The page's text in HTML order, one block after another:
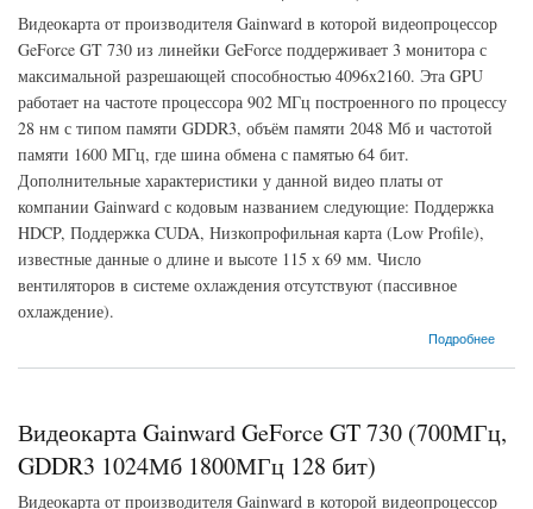
Видеокарта от производителя Gainward в которой видеопроцессор
GeForce GT 730 из линейки GeForce поддерживает 3 монитора с
максимальной разрешающей способностью 4096x2160. Эта GPU
работает на частоте процессора 902 МГц построенного по процессу
28 нм с типом памяти GDDR3, объём памяти 2048 Мб и частотой
памяти 1600 МГц, где шина обмена с памятью 64 бит.
Дополнительные характеристики у данной видео платы от
компании Gainward с кодовым названием следующие: Поддержка
HDCP, Поддержка CUDA, Низкопрофильная карта (Low Profile),
известные данные о длине и высоте 115 х 69 мм. Число
вентиляторов в системе охлаждения отсутствуют (пассивное
охлаждение).
Подробнее
о Видеокарта Gainward GeForce GT 730 (902МГц, GDDR3 2048Мб 1600МГц 64 бит)
Видеокарта Gainward GeForce GT 730 (700МГц,
GDDR3 1024Мб 1800МГц 128 бит)
Видеокарта от производителя Gainward в которой видеопроцессор